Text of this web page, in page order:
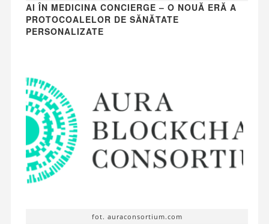
AI ÎN MEDICINA CONCIERGE – O NOUĂ ERĂ A
PROTOCOALELOR DE SĂNĂTATE
PERSONALIZATE
fot. auraconsortium.com